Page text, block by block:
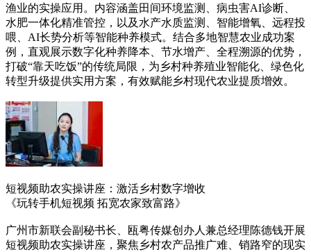
渔业的实操应用。内容涵盖田间环境监测、病虫害AI诊断、
水肥一体化精准管控，以及水产水质监测、智能增氧、远程投
喂、AI长势分析等智能种养模式。结合多地智慧农业成功案
例，直观展示数字化种养降本、节水增产、全程溯源的优势，
打破“靠天吃饭”的传统局限，为乡村种养殖业智能化、绿色化
转型升级提供实用方案，有效赋能乡村现代农业提质增效。
短视频助农实操讲座：激活乡村数字增收
《玩转手机短视频 拓宽农家致富路》
广州市新联会副秘书长、瓯粤传媒创办人兼总经理陈德钱开展
短视频助农实操讲座，聚焦乡村农产品推广难、销路窄的现实